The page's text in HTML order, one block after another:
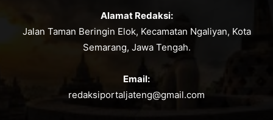
Alamat Redaksi:
Jalan Taman Beringin Elok, Kecamatan Ngaliyan, Kota
Semarang, Jawa Tengah.
Email:
redaksiportaljateng@gmail.com